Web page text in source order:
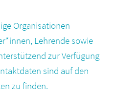
Organisationen
Lehrende sowie
zur Verfügung
sind auf den
zu finden.